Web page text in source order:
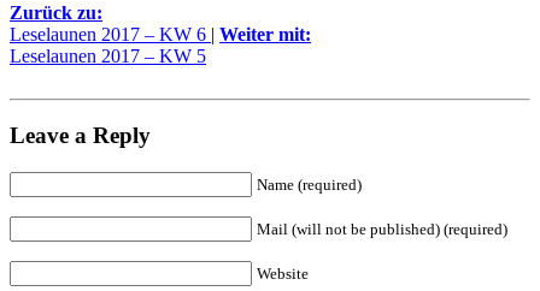
Zurück zu:
Leselaunen 2017 – KW 6 | Weiter mit:
Leselaunen 2017 – KW 5
Leave a Reply
Name (required)
Mail (will not be published) (required)
Website